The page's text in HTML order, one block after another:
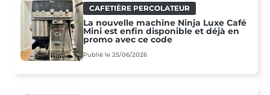
CAFETIÈRE PERCOLATEUR
La nouvelle machine Ninja Luxe Café
Mini est enfin disponible et déjà en
promo avec ce code
Publié le 25/06/2026